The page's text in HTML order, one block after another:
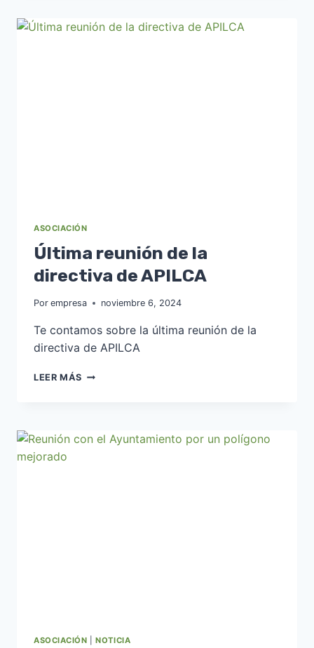
POR
ASOCIACIÓN
Última reunión de la
directiva de APILCA
Por empresa noviembre 6, 2024
Te contamos sobre la última reunión de la
directiva de APILCA
LEER MÁS ÚLTIMA
DE
ASOCIACIÓN |NOTICIA